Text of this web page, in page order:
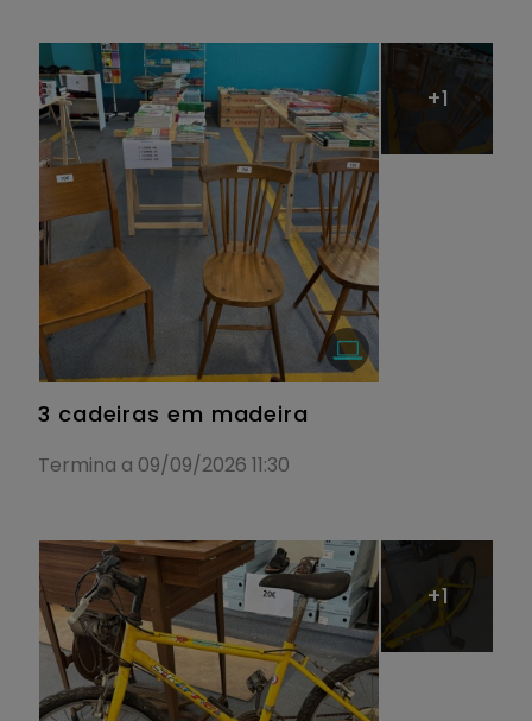
+1
3 cadeiras em madeira
Termina a 09/09/2026 11:30
+1